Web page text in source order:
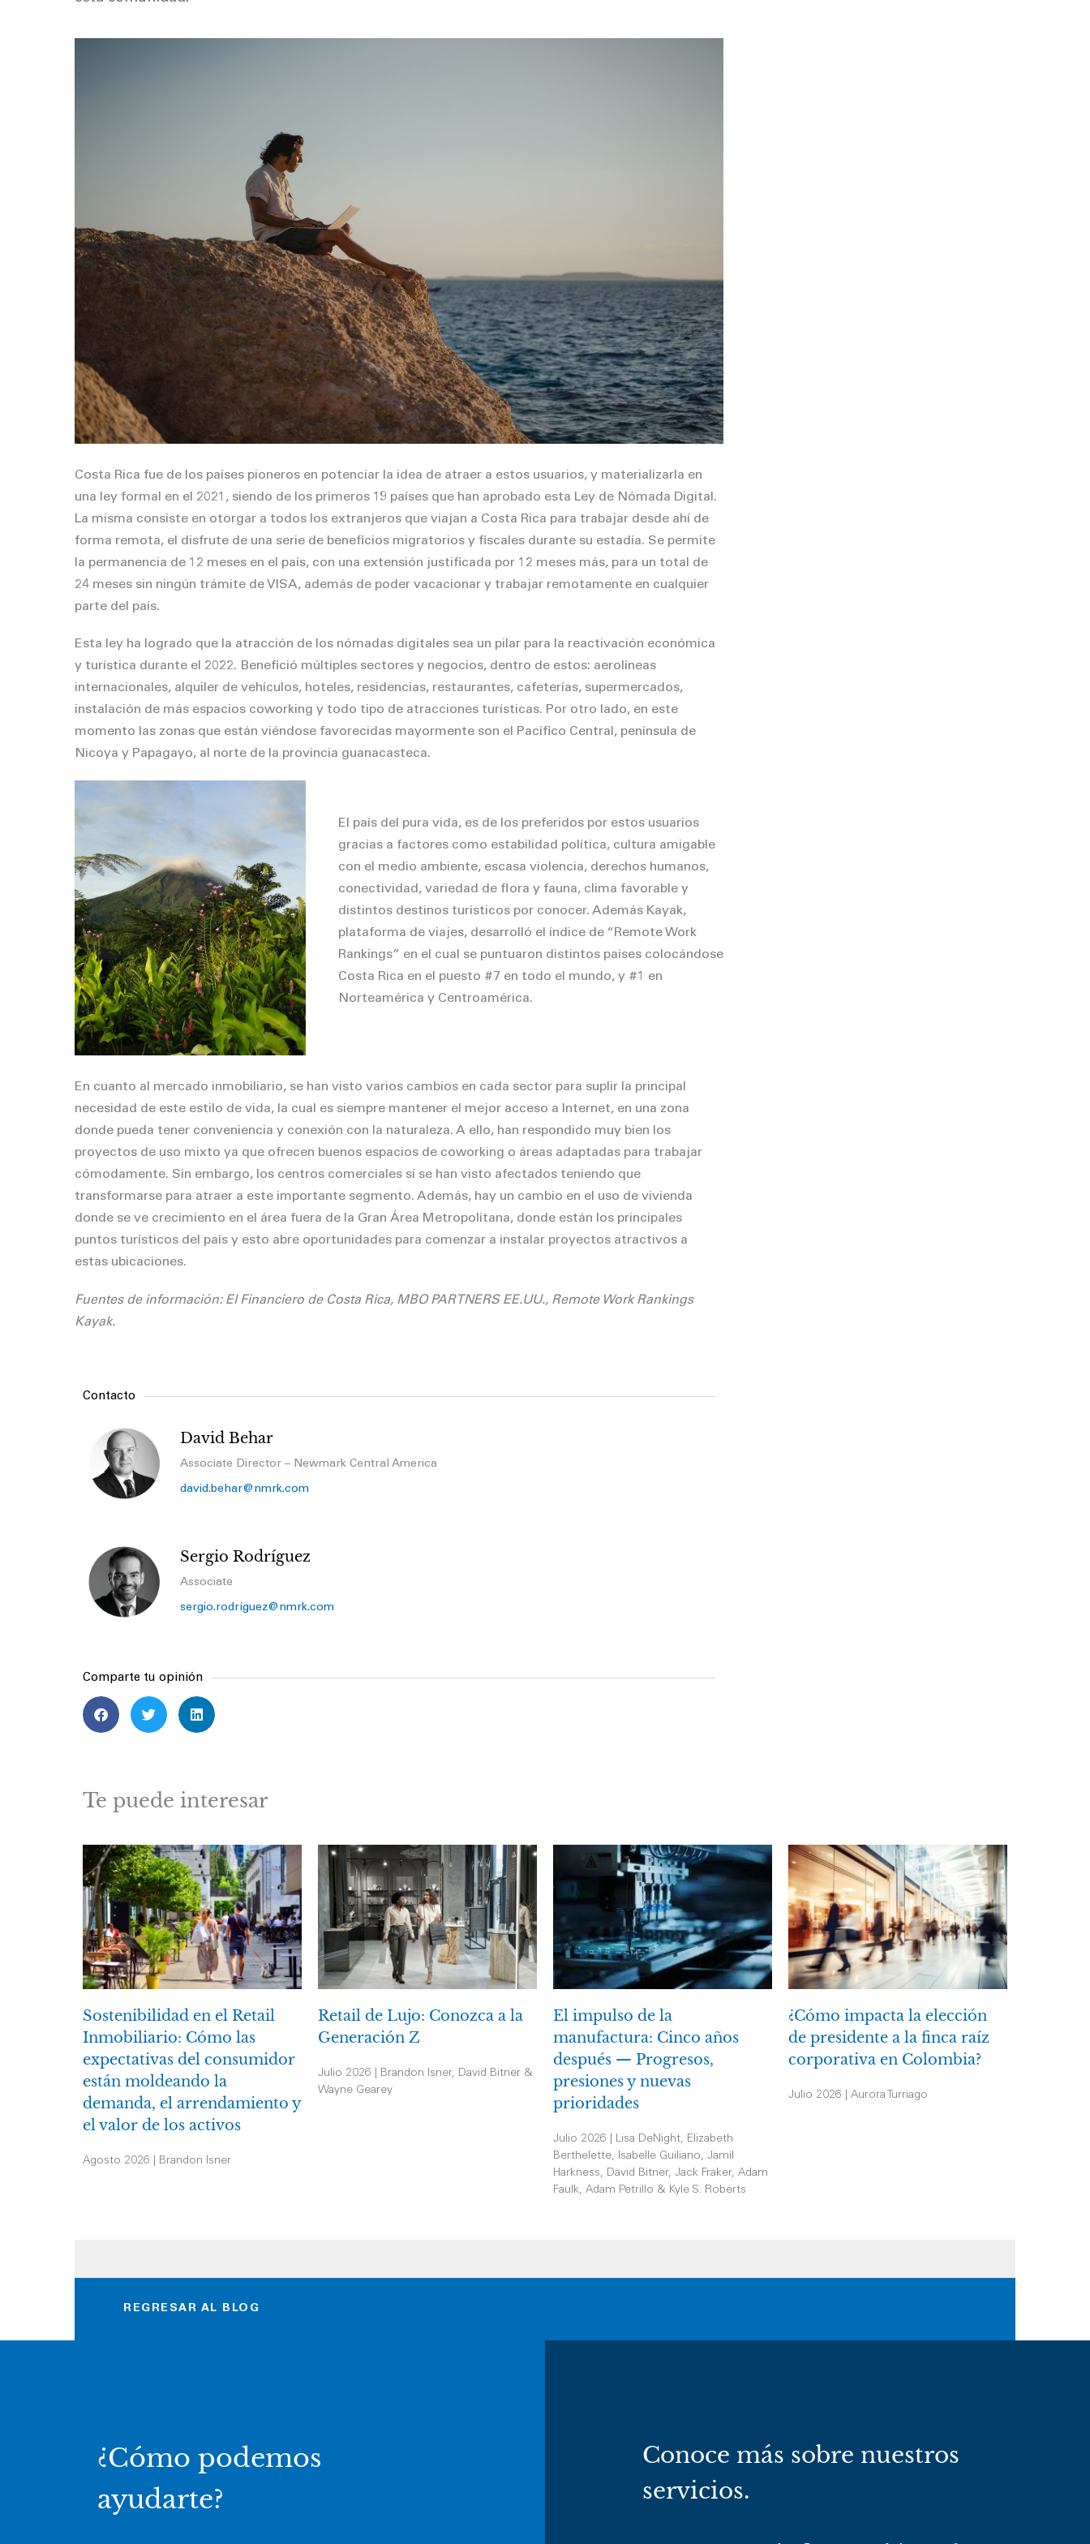
Costa Rica fue de los países pioneros en potenciar la idea de atraer a estos usuarios, y materializarla en
una ley formal en el 2021, siendo de los primeros 19 países que han aprobado esta Ley de Nómada Digital.
La misma consiste en otorgar a todos los extranjeros que viajan a Costa Rica para trabajar desde ahí de
forma remota, el disfrute de una serie de beneficios migratorios y fiscales durante su estadía. Se permite
la permanencia de 12 meses en el país, con una extensión justificada por 12 meses más, para un total de
24 meses sin ningún trámite de VISA, además de poder vacacionar y trabajar remotamente en cualquier
parte del país.
Esta ley ha logrado que la atracción de los nómadas digitales sea un pilar para la reactivación económica
y turística durante el 2022. Benefició múltiples sectores y negocios, dentro de estos: aerolíneas
internacionales, alquiler de vehículos, hoteles, residencias, restaurantes, cafeterías, supermercados,
instalación de más espacios coworking y todo tipo de atracciones turísticas. Por otro lado, en este
momento las zonas que están viéndose favorecidas mayormente son el Pacífico Central, península de
Nicoya y Papagayo, al norte de la provincia guanacasteca.
El país del pura vida, es de los preferidos por estos usuarios
gracias a factores como estabilidad política, cultura amigable
con el medio ambiente, escasa violencia, derechos humanos,
conectividad, variedad de flora y fauna, clima favorable y
distintos destinos turísticos por conocer. Además Kayak,
plataforma de viajes, desarrolló el índice de “Remote Work
Rankings” en el cual se puntuaron distintos países colocándose
Costa Rica en el puesto #7 en todo el mundo, y #1 en
Norteamérica y Centroamérica.
En cuanto al mercado inmobiliario, se han visto varios cambios en cada sector para suplir la principal
necesidad de este estilo de vida, la cual es siempre mantener el mejor acceso a Internet, en una zona
donde pueda tener conveniencia y conexión con la naturaleza. A ello, han respondido muy bien los
proyectos de uso mixto ya que ofrecen buenos espacios de coworking o áreas adaptadas para trabajar
cómodamente. Sin embargo, los centros comerciales sí se han visto afectados teniendo que
transformarse para atraer a este importante segmento. Además, hay un cambio en el uso de vivienda
donde se ve crecimiento en el área fuera de la Gran Área Metropolitana, donde están los principales
puntos turísticos del país y esto abre oportunidades para comenzar a instalar proyectos atractivos a
estas ubicaciones.
Fuentes de información: El Financiero de Costa Rica, MBO PARTNERS EE.UU., Remote Work Rankings
Kayak.
Contacto
David Behar
Associate Director – Newmark Central America
david.behar@nmrk.com
Sergio Rodríguez
Associate
sergio.rodríguez@nmrk.com
Comparte tu opinión
Te puede interesar
Sostenibilidad en el Retail
Inmobiliario: Cómo las
expectativas del consumidor
están moldeando la
demanda, el arrendamiento y
el valor de los activos
Agosto 2026 | Brandon Isner
Retail de Lujo: Conozca a la
Generación Z
Julio 2026 | Brandon Isner, David Bitner &
Wayne Gearey
El impulso de la
manufactura: Cinco años
después — Progresos,
presiones y nuevas
prioridades
Julio 2026 | Lisa DeNight, Elizabeth
Berthelette, Isabelle Guiliano, Jamil
Harkness, David Bitner, Jack Fraker, Adam
Faulk, Adam Petrillo & Kyle S. Roberts
¿Cómo impacta la elección
de presidente a la finca raíz
corporativa en Colombia?
Julio 2026 | Aurora Turriago
REGRESAR AL BLOG
¿Cómo podemos
ayudarte?
Conoce más sobre nuestros
servicios.